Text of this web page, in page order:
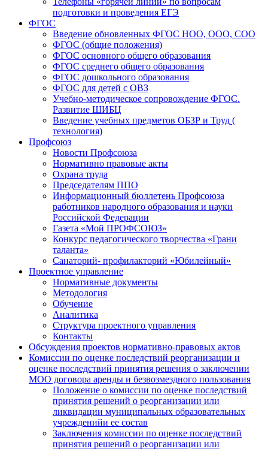
подготовки и проведения ЕГЭ
ФГОС
Введение обновленных ФГОС НОО, ООО, СОО
ФГОС (общие положения)
ФГОС основного общего образования
ФГОС среднего общего образования
ФГОС дошкольного образования
ФГОС для детей с ОВЗ
Учебно-методическое сопровождение ФГОС.
Развитие ШИБЦ
Введение учебных предметов ОБЗР и Труд (
технология)
Профсоюз
Новости Профсоюза
Нормативно правовые акты
Охрана труда
Председателям ППО
Информационный бюллетень Профсоюза
работников народного образования и науки
Российской Федерации
Газета «Мой ПРОФСОЮЗ»
Конкурс педагогического творчества «Грани
таланта»
Санаторий- профилакторий «Юбилейный»
Проектное управление
Нормативные документы
Методология
Обучение
Аналитика
Структура проектного управления
Контакты
Обсуждения проектов нормативно-правовых актов
Комиссии по оценке последствий реорганизации и
оценке последствий принятия решения о заключении
МОО договора аренды и безвозмездного пользования
Положение о комиссии по оценке последствий
принятия решений о реорганизации или
ликвидации муниципальных образовательных
учрежденийи ее состав
Заключения комиссии по оценке последствий
принятия решений о реорганизации или